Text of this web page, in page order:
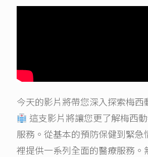
今天的影片將帶您深入探索梅西
這支影片將讓您更了解梅西
服務。從基本的預防保健到緊急
裡提供一系列全面的醫療服務。